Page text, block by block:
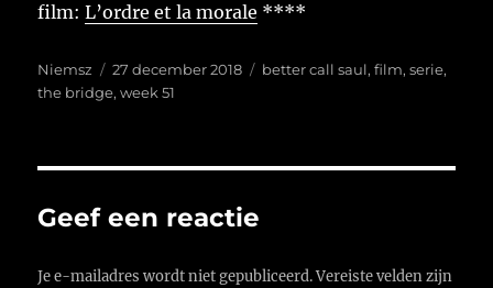
film:L’ordre et la morale ****
Auteur
Niemsz
Geplaatst
op
27 december 2018 Tags
better call saul,film,serie,
the bridge,week 51
Geef een reactie
Je e-mailadres wordt niet gepubliceerd. Vereiste velden zijn